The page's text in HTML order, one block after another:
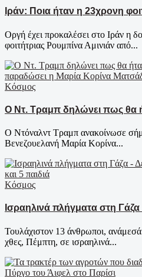
Ιράν: Ποια ήταν η 23χρονη
Oργή έχει προκαλέσει στο Ιράν η
φοιτήτριας Ρουμπίνα Αμινιάν από...
Κόσμος
Ο Ντ. Τραμπ δηλώνει πως θα
Ο Ντόναλντ Τραμπ ανακοίνωσε
Βενεζουελανή Μαρία Κορίνα...
Κόσμος
Ισραηλινά πλήγματα στη Γάζα
Τουλάχιστον 13 άνθρωποι,
χθες, Πέμπτη, σε ισραηλινά...